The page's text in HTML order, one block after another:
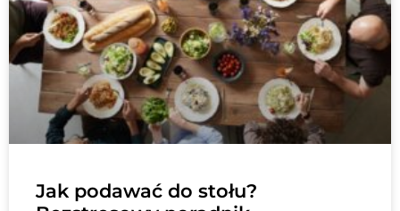
Jak podawać do stołu?